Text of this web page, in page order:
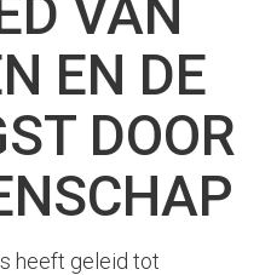
VAN
EN DE
DOOR
heeft geleid tot